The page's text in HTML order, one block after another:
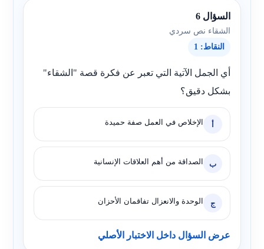
السؤال 6
الشقاء نص سردي
النقاط: 1
أي الجمل الآتية التي تعبر عن فكرة قصة "الشقاء"
بشكل دقيق؟
أ الإخلاص في العمل صفة حميدة
ب الصداقة من أهم العلاقات الإنسانية
ج الوحدة والانعزال تفاقمان الأحزان
عرض السؤال داخل الاختبار الأصلي